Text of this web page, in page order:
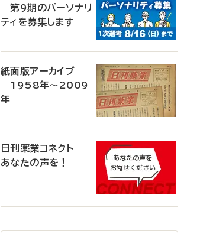
第9期のパーソナリ
ティを募集します
紙面版アーカイブ
1958年～2009
年
日刊薬業コネクト
あなたの声を！